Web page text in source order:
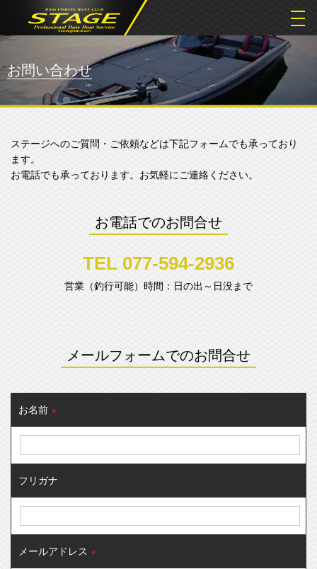
お問い合わせ
ステージへのご質問・ご依頼などは下記フォームでも承っており
ます。
お電話でも承っております。お気軽にご連絡ください。
お電話でのお問合せ
TEL 077-594-2936
営業（釣行可能）時間：日の出～日没まで
メールフォームでのお問合せ
お名前 ※
フリガナ
メールアドレス ※